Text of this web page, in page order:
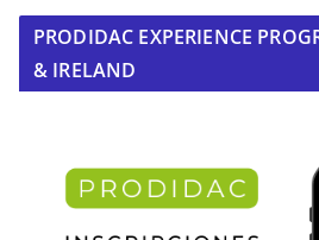
PRODIDAC EXPERIENCE
& IRELAND